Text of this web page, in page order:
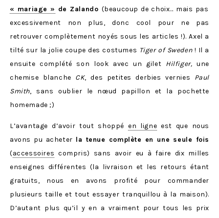
« mariage » de Zalando (beaucoup de choix… mais pas
excessivement non plus, donc cool pour ne pas
retrouver complètement noyés sous les articles !). Axel a
tilté sur la jolie coupe des costumes Tiger of Sweden! Il a
ensuite complété son look avec un gilet Hilfiger, une
chemise blanche CK, des petites derbies vernies Paul
Smith, sans oublier le nœud papillon et la pochette
homemade ;)
L’avantage d’avoir tout shoppé en ligne est que nous
avons pu acheter la tenue complète en une seule fois
(accessoires compris) sans avoir eu à faire dix milles
enseignes différentes (la livraison et les retours étant
gratuits, nous en avons profité pour commander
plusieurs taille et tout essayer tranquillou à la maison).
D’autant plus qu’il y en a vraiment pour tous les prix